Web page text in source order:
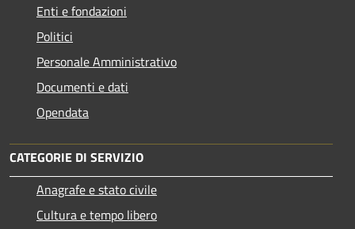
Enti e fondazioni
Politici
Personale Amministrativo
Documenti e dati
Opendata
CATEGORIE DI SERVIZIO
Anagrafe e stato civile
Cultura e tempo libero